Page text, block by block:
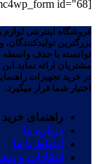
[mc4wp_form id="68"]
فروشگاه اینترنتی
بزرگترین
توانسته با حذف واسطه
مشتریان ارائه
در خرید تجهیزات
اختیار شما قرار میگیرد.
راهنمای خرید
درباره ما
ارتباط با ما
انتقادات و